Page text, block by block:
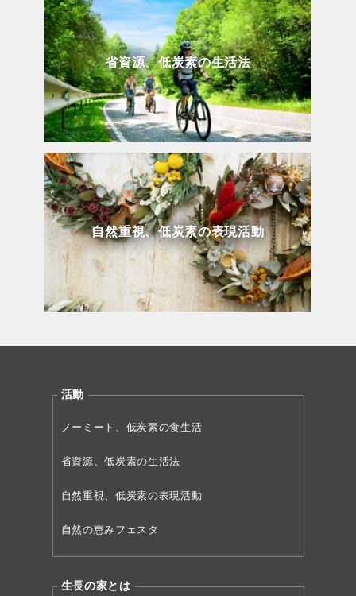
省資源、低炭素の生活法
自然重視、低炭素の表現活動
活動
ノーミート、低炭素の食生活
省資源、低炭素の生活法
自然重視、低炭素の表現活動
自然の恵みフェスタ
生長の家とは